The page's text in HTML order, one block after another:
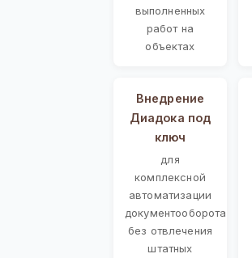
выполненных
работ на
объектах
Внедрение
Диадока под
ключ
для
комплексной
автоматизации
документооборота
без отвлечения
штатных